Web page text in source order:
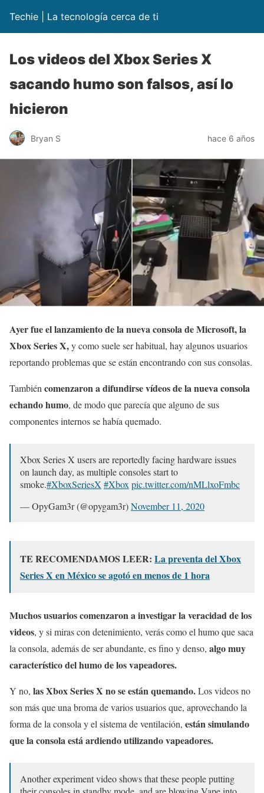
Techie | La tecnología cerca de ti
Los videos del Xbox Series X
sacando humo son falsos, así lo
hicieron
Bryan S hace 6 años
Ayer fue el lanzamiento de la nueva consola de Microsoft, la
Xbox Series X,y como suele ser habitual, hay algunos usuarios
reportando problemas que se están encontrando con sus consolas.
También comenzaron a difundirse vídeos de la nueva consola
echando humo, de modo que parecía que alguno de sus
componentes internos se había quemado.
Xbox Series X users are reportedly facing hardware issues
on launch day, as multiple consoles start to
smoke.#XboxSeriesX #Xbox pic.twitter.com/nMLlxoFmbc
— OpyGam3r (@opygam3r)November 11, 2020
TE RECOMENDAMOS LEER: La preventa del Xbox
Series X en México se agotó en menos de 1 hora
Muchos usuarios comenzaron a investigar la veracidad de los
videos, y si miras con detenimiento, verás como el humo que saca
la consola, además de ser abundante, es fino y denso, algo muy
característico del humo de los vapeadores.
Y no, las Xbox Series X no se están quemando.Los videos no
son más que una broma de varios usuarios que, aprovechando la
forma de la consola y el sistema de ventilación, están simulando
que la consola está ardiendo utilizando vapeadores.
Another experiment video shows that these people putting